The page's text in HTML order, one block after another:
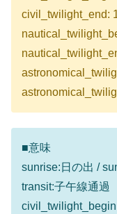
civil_twilight_end:
■意味
sunrise:日の出 /
transit:子午線通過